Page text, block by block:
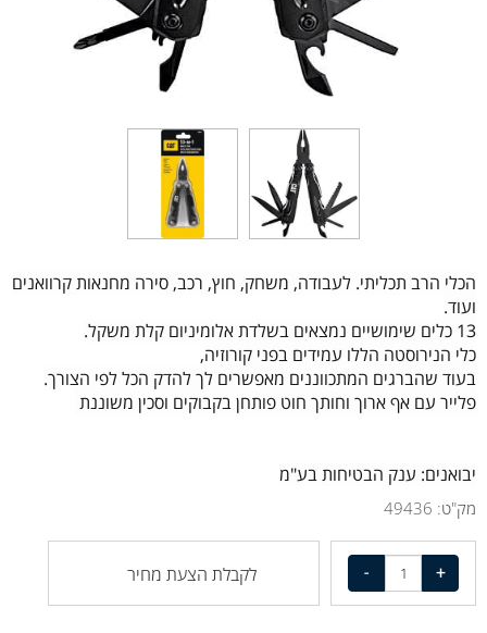
הכלי הרב תכליתי. לעבודה, משחק, חוץ, רכב, סירה מחנאות קרוואנים
ועוד.
13 כלים שימושיים נמצאים בשלדת אלומיניום קלת משקל.
כלי הנירוסטה הללו עמידים בפני קורוזיה,
בעוד שהברגים המתכווננים מאפשרים לך להדק הכל לפי הצורך.
פלייר עם אף ארוך וחותך חוט פותחן בקבוקים וסכין משוננת
יבואנים: ענק הבטיחות בע"מ
מק"ט: 49436
לקבלת הצעת מחיר